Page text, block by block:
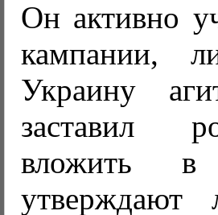
Он активно
кампании,
Украину
заставил
вложить
утверждают